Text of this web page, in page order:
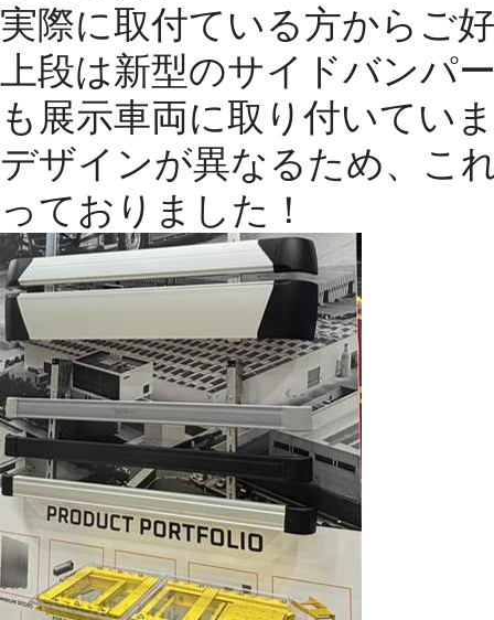
実際に取付ている方からご
上段は新型のサイドバンパ
も展示車両に取り付いてい
デザインが異なるため、こ
っておりました！